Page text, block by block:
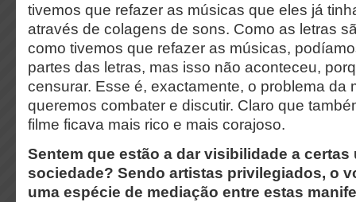
tivemos que refazer as músicas que eles já
através de colagens de sons. Como as letras
como tivemos que refazer as músicas,
partes das letras, mas isso não aconteceu,
censurar. Esse é, exactamente, o problema da
queremos combater e discutir. Claro que
filme ficava mais rico e mais corajoso.
Sentem que estão a dar visibilidade a certas
sociedade? Sendo artistas privilegiados, o
uma espécie de mediação entre estas